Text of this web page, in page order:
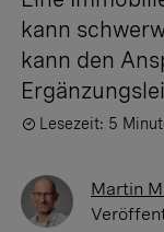
kann
kann den
Lesezeit: 5
Martin